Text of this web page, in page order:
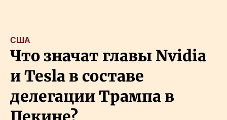
США
Что значат главы Nvidia
и Tesla в составе
делегации Трампа в